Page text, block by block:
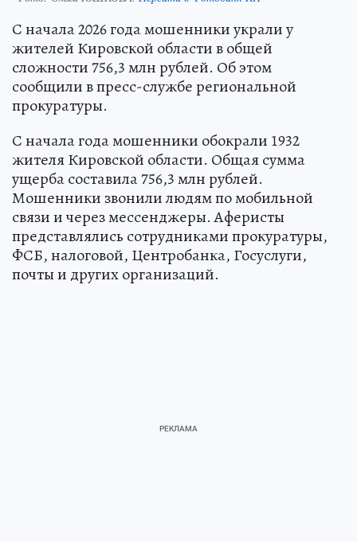
С начала 2026 года мошенники украли у
жителей Кировской области в общей
сложности 756,3 млн рублей. Об этом
сообщили в пресс-службе региональной
прокуратуры.
С начала года мошенники обокрали 1932
жителя Кировской области. Общая сумма
ущерба составила 756,3 млн рублей.
Мошенники звонили людям по мобильной
связи и через мессенджеры. Аферисты
представлялись сотрудниками прокуратуры,
ФСБ, налоговой, Центробанка, Госуслуги,
почты и других организаций.